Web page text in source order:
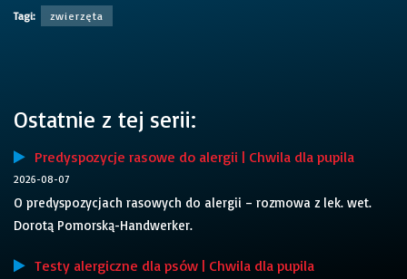
Tagi: zwierzęta
Ostatnie z tej serii:
Predyspozycje rasowe do alergii | Chwila dla pupila
2026-08-07
O predyspozycjach rasowych do alergii – rozmowa z lek. wet.
Dorotą Pomorską-Handwerker.
Testy alergiczne dla psów | Chwila dla pupila